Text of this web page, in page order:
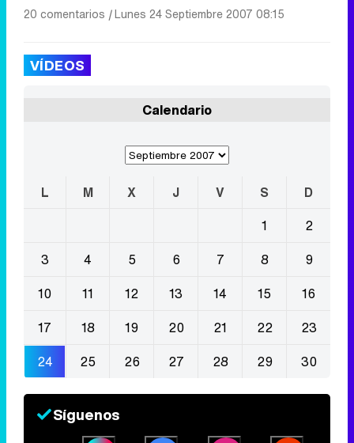
20 comentarios |Lunes 24 Septiembre 2007 08:15
VÍDEOS
Calendario
L M X J V S
D
1
2
3
4 5 6 7 8
9
10
11 12 13 14 15
16
17
18 19 20 21 22
23
24
25 26 27 28 29 30
Síguenos